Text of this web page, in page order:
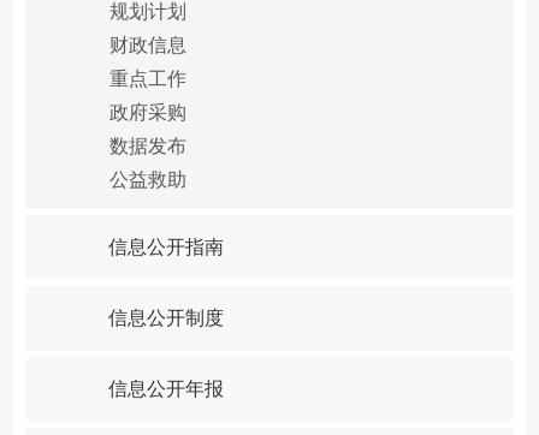
规划计划
财政信息
重点工作
政府采购
数据发布
公益救助
信息公开指南
信息公开制度
信息公开年报